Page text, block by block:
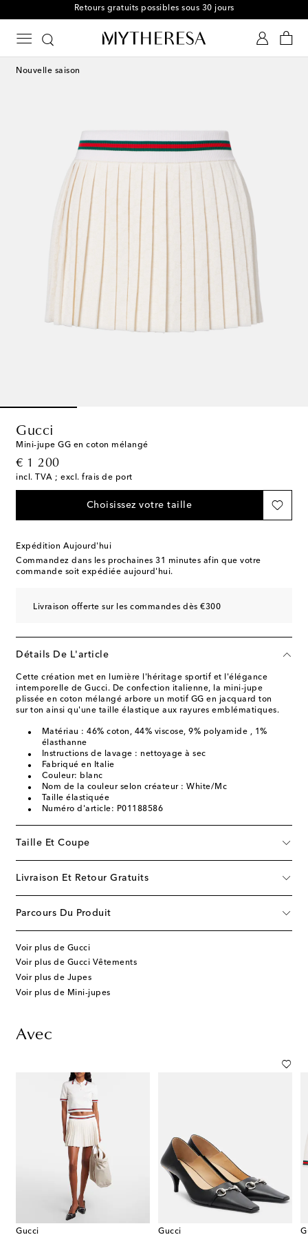
Retours gratuits possibles sous 30 jours
Nouvelle saison
Gucci
Mini-jupe GG en coton mélangé
€ 1 200
original price
incl. TVA ; excl. frais de port
Choisissez votre taille
Expédition Aujourd'hui
Commandez dans les prochaines 31 minutes afin que votre
commande soit expédiée aujourd'hui.
Livraison offerte sur les commandes dès €300
Détails De L'article
Cette création met en lumière l'héritage sportif et l'élégance
intemporelle de Gucci. De confection italienne, la mini-jupe
plissée en coton mélangé arbore un motif GG en jacquard ton
sur ton ainsi qu'une taille élastique aux rayures emblématiques.
Matériau : 46% coton, 44% viscose, 9% polyamide , 1%
élasthanne
Instructions de lavage : nettoyage à sec
Fabriqué en Italie
Couleur: blanc
Nom de la couleur selon créateur : White/Mc
Taille élastiquée
Numéro d'article: P01188586
Taille Et Coupe
Livraison Et Retour Gratuits
Parcours Du Produit
Voir plus de Gucci
Voir plus de Gucci Vêtements
Voir plus de Jupes
Voir plus de Mini-jupes
Avec
Gucci Gucci